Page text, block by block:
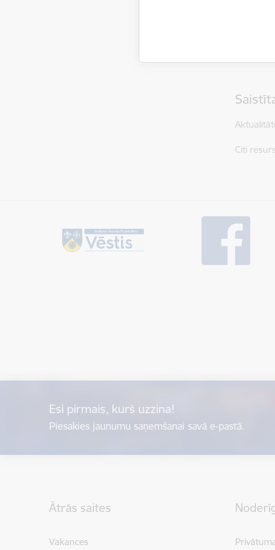
Citi
Esi pirmais, kurš uzzina!
Piesakies jaunumu saņemšanai savā e-pastā.
Ātrās saites
Vakances